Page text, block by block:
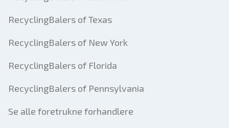
RecyclingBalers of Texas
RecyclingBalers of New York
RecyclingBalers of Florida
RecyclingBalers of Pennsylvania
Se alle foretrukne forhandlere